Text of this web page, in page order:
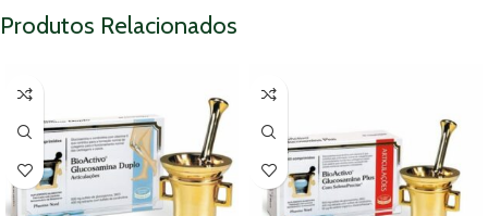
Produtos Relacionados